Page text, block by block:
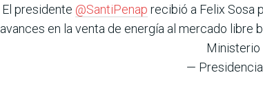
El presidente @SantiPenap recibió a Felix Sosa
avances en la venta de energía al mercado libre
Ministerio
—